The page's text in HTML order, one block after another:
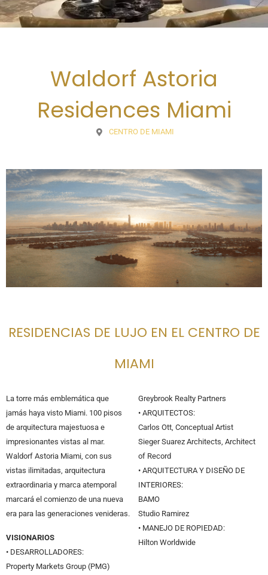
Waldorf Astoria
Residences Miami
CENTRO DE MIAMI
RESIDENCIAS DE LUJO EN EL CENTRO DE
MIAMI
La torre más emblemática que
jamás haya visto Miami. 100 pisos
de arquitectura majestuosa e
impresionantes vistas al mar.
Waldorf Astoria Miami, con sus
vistas ilimitadas, arquitectura
extraordinaria y marca atemporal
marcará el comienzo de una nueva
era para las generaciones venideras.
VISIONARIOS
• DESARROLLADORES:
Property Markets Group (PMG)
Greybrook Realty Partners
• ARQUITECTOS:
Carlos Ott, Conceptual Artist
Sieger Suarez Architects, Architect
of Record
• ARQUITECTURA Y DISEÑO DE
INTERIORES:
BAMO
Studio Ramirez
• MANEJO DE ROPIEDAD:
Hilton Worldwide